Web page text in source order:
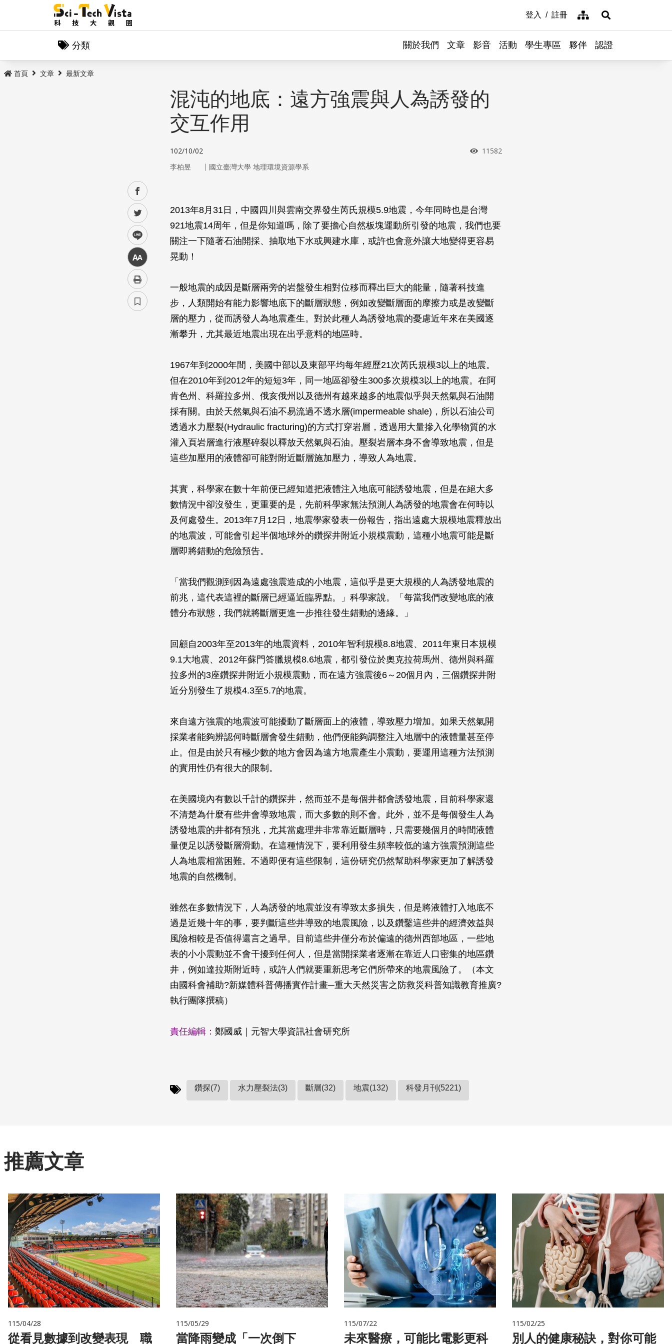
登入 註冊 網站導覽展開搜尋
分類 關於我們 文章 影音 活動 學生專區 夥伴 認證
首頁 文章 最新文章
facebook
twitter
line
中
混沌的地底：遠方強震與人為誘發的
交互作用
102/10/02 瀏覽次數
11582
李柏昱 ｜ 國立臺灣大學 地理環境資源學系
2013年8月31日，中國四川與雲南交界發生芮氏規模5.9地震，今年同時也是台灣
921地震14周年，但是你知道嗎，除了要擔心自然板塊運動所引發的地震，我們也要
關注一下隨著石油開採、抽取地下水或興建水庫，或許也會意外讓大地變得更容易
晃動！
一般地震的成因是斷層兩旁的岩盤發生相對位移而釋出巨大的能量，隨著科技進
步，人類開始有能力影響地底下的斷層狀態，例如改變斷層面的摩擦力或是改變斷
層的壓力，從而誘發人為地震產生。對於此種人為誘發地震的憂慮近年來在美國逐
漸攀升，尤其最近地震出現在出乎意料的地區時。
1967年到2000年間，美國中部以及東部平均每年經歷21次芮氏規模3以上的地震。
但在2010年到2012年的短短3年，同一地區卻發生300多次規模3以上的地震。在阿
肯色州、科羅拉多州、俄亥俄州以及德州有越來越多的地震似乎與天然氣與石油開
採有關。由於天然氣與石油不易流過不透水層(impermeable shale)，所以石油公司
透過水力壓裂(Hydraulic fracturing)的方式打穿岩層，透過用大量摻入化學物質的水
灌入頁岩層進行液壓碎裂以釋放天然氣與石油。壓裂岩層本身不會導致地震，但是
這些加壓用的液體卻可能對附近斷層施加壓力，導致人為地震。
其實，科學家在數十年前便已經知道把液體注入地底可能誘發地震，但是在絕大多
數情況中卻沒發生，更重要的是，先前科學家無法預測人為誘發的地震會在何時以
及何處發生。2013年7月12日，地震學家發表一份報告，指出遠處大規模地震釋放出
的地震波，可能會引起半個地球外的鑽探井附近小規模震動，這種小地震可能是斷
層即將錯動的危險預告。
「當我們觀測到因為遠處強震造成的小地震，這似乎是更大規模的人為誘發地震的
前兆，這代表這裡的斷層已經逼近臨界點。」科學家說。「每當我們改變地底的液
體分布狀態，我們就將斷層更進一步推往發生錯動的邊緣。」
回顧自2003年至2013年的地震資料，2010年智利規模8.8地震、2011年東日本規模
9.1大地震、2012年蘇門答臘規模8.6地震，都引發位於奧克拉荷馬州、德州與科羅
拉多州的3座鑽探井附近小規模震動，而在遠方強震後6～20個月內，三個鑽探井附
近分別發生了規模4.3至5.7的地震。
來自遠方強震的地震波可能擾動了斷層面上的液體，導致壓力增加。如果天然氣開
採業者能夠辨認何時斷層會發生錯動，他們便能夠調整注入地層中的液體量甚至停
止。但是由於只有極少數的地方會因為遠方地震產生小震動，要運用這種方法預測
的實用性仍有很大的限制。
在美國境內有數以千計的鑽探井，然而並不是每個井都會誘發地震，目前科學家還
不清楚為什麼有些井會導致地震，而大多數的則不會。此外，並不是每個發生人為
誘發地震的井都有預兆，尤其當處理井非常靠近斷層時，只需要幾個月的時間液體
量便足以誘發斷層滑動。在這種情況下，要利用發生頻率較低的遠方強震預測這些
人為地震相當困難。不過即便有這些限制，這份研究仍然幫助科學家更加了解誘發
地震的自然機制。
雖然在多數情況下，人為誘發的地震並沒有導致太多損失，但是將液體打入地底不
過是近幾十年的事，要判斷這些井導致的地震風險，以及鑽鑿這些井的經濟效益與
風險相較是否值得還言之過早。目前這些井僅分布於偏遠的德州西部地區，一些地
表的小小震動並不會干擾到任何人，但是當開採業者逐漸在靠近人口密集的地區鑽
井，例如達拉斯附近時，或許人們就要重新思考它們所帶來的地震風險了。（本文
由國科會補助?新媒體科普傳播實作計畫─重大天然災害之防救災科普知識教育推廣?
執行團隊撰稿）
責任編輯： 鄭國威｜元智大學資訊社會研究所
鑽探(7) 水力壓裂法(3) 斷層(32) 地震(132) 科發月刊(5221)
推薦文章
115/04/28
從看見數據到改變表現 職
115/05/29
當降雨變成「一次倒下
115/07/22
未來醫療，可能比電影更科
115/02/25
別人的健康秘訣，對你可能